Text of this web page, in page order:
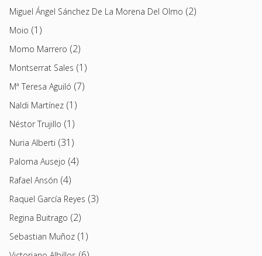
Miguel Ángel Sánchez De La Morena Del Olmo (2)
Moio (1)
Momo Marrero (2)
Montserrat Sales (1)
Mª Teresa Aguiló (7)
Naldi Martínez (1)
Néstor Trujillo (1)
Nuria Alberti (31)
Paloma Ausejo (4)
Rafael Ansón (4)
Raquel García Reyes (3)
Regina Buitrago (2)
Sebastian Muñoz (1)